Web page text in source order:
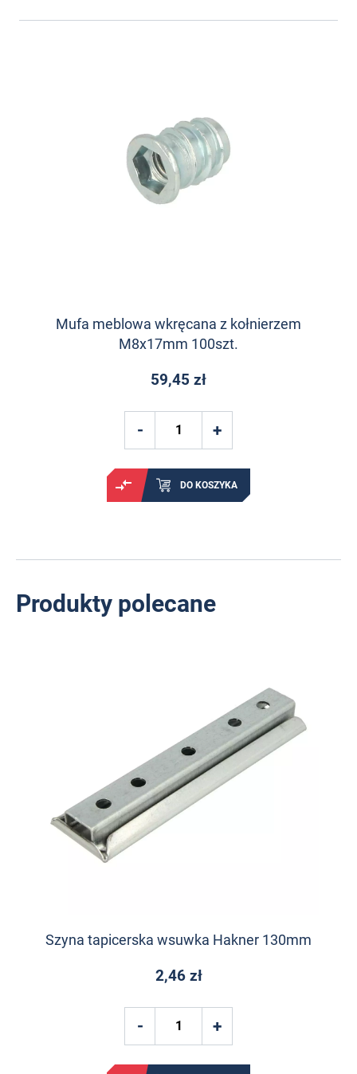
Mufa meblowa wkręcana z kołnierzem
M8x17mm 100szt.
59,45 zł
DO KOSZYKA
Produkty polecane
Szyna tapicerska wsuwka Hakner 130mm
2,46 zł